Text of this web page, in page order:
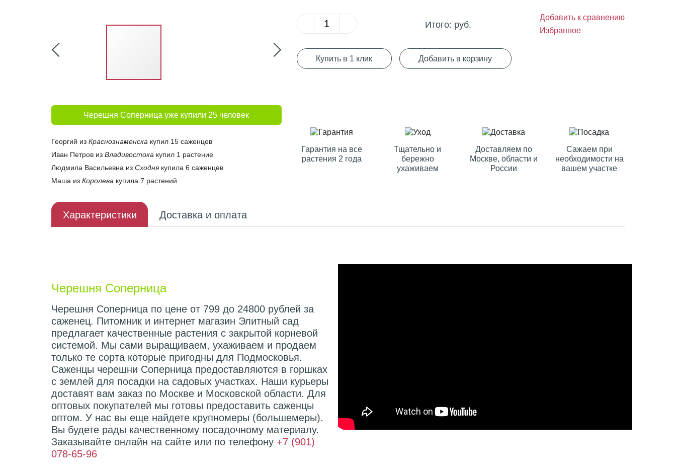
Черешня Соперница уже купили 25 человек
Георгий из Краснознаменска купил 15 саженцев
Иван Петров из Владивостока купил 1 растение
Людмила Васильевна из Сходня купила 6 саженцев
Маша из Королева купила 7 растений
Итого: руб.
Добавить к сравнению
Избранное
Купить в 1 клик Добавить в корзину
Гарантия на все
растения 2 года
Тщательно и
бережно
ухаживаем
Доставляем по
Москве, области и
России
Сажаем при
необходимости на
вашем участке
Характеристики Доставка и оплата
Черешня Соперница
Черешня Соперница по цене от 799 до 24800 рублей за
саженец. Питомник и интернет магазин Элитный сад
предлагает качественные растения с закрытой корневой
системой. Мы сами выращиваем, ухаживаем и продаем
только те сорта которые пригодны для Подмосковья.
Саженцы черешни Соперница предоставляются в горшках
с землей для посадки на садовых участках. Наши курьеры
доставят вам заказ по Москве и Московской области. Для
оптовых покупателей мы готовы предоставить саженцы
оптом. У нас вы еще найдете крупномеры (большемеры).
Вы будете рады качественному посадочному материалу.
Заказывайте онлайн на сайте или по телефону +7 (901)
078-65-96